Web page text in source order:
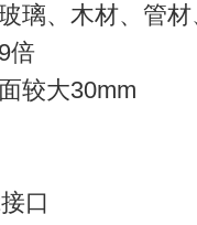
璃、木材、管
倍
较大30mm
口